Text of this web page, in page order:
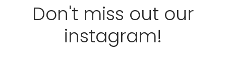
Don't miss out our
instagram!